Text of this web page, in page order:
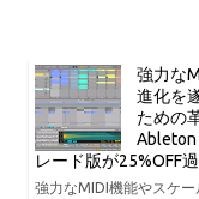
強力な
進化を
ための
Ableton
レード版が25%OFF
強力なMIDI機能やスケ